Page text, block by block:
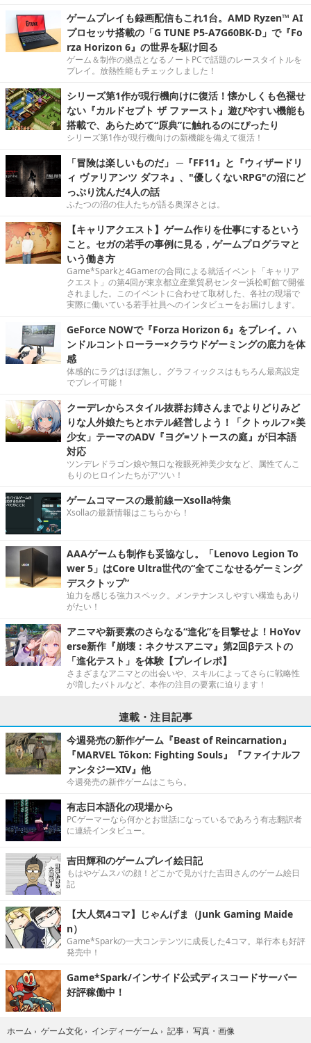
ゲームプレイも録画配信もこれ1台。AMD Ryzen™ AI
プロセッサ搭載の「G TUNE P5-A7G60BK-D」で『Fo
rza Horizon 6』の世界を駆け回る
ゲーム＆制作の拠点となるノートPCで話題のレースタイトルを
プレイ。放熱性能もチェックしました！
シリーズ第1作が現行機向けに復活！懐かしくも色褪せ
ない『カルドセプト ザ ファースト』遊びやすい機能も
搭載で、あらためて“原典”に触れるのにぴったり
シリーズ第1作が現行機向けの新機能を備えて復活！
「冒険は楽しいものだ」 ─『FF11』と『ウィザードリ
ィ ヴァリアンツ ダフネ』、"優しくないRPG"の沼にど
っぷり沈んだ4人の話
ふたつの沼の住人たちが語る奥深さとは。
【キャリアクエスト】ゲーム作りを仕事にするという
こと。セガの若手の事例に見る，ゲームプログラマと
いう働き方
Game*Sparkと4Gamerの合同による就活イベント「キャリア
クエスト」の第4回が東京都立産業貿易センター浜松町館で開催
されました。このイベントに合わせて取材した、各社の現場で
実際に働いている若手社員へのインタビューをお届けします。
GeForce NOWで『Forza Horizon 6』をプレイ。ハ
ンドルコントローラー×クラウドゲーミングの底力を体
感
体感的にラグはほぼ無し。グラフィックスはもちろん最高設定
でプレイ可能！
クーデレからスタイル抜群お姉さんまでよりどりみど
りな人外娘たちとホテル経営しよう！「クトゥルフ×美
少女」テーマのADV『ヨグ=ソトースの庭』が日本語
対応
ツンデレドラゴン娘や無口な複眼死神美少女など、属性てんこ
もりのヒロインたちがアツい！
ゲームコマースの最前線ーXsolla特集
Xsollaの最新情報はこちらから！
AAAゲームも制作も妥協なし。「Lenovo Legion To
wer 5」はCore Ultra世代の“全てこなせるゲーミング
デスクトップ”
迫力を感じる強力スペック。メンテナンスしやすい構造もあり
がたい！
アニマや新要素のさらなる“進化”を目撃せよ！HoYov
erse新作『崩壊：ネクサスアニマ』第2回βテストの
「進化テスト」を体験【プレイレポ】
さまざまなアニマとの出会いや、スキルによってさらに戦略性
が増したバトルなど、本作の注目の要素に迫ります！
連載・注目記事
今週発売の新作ゲーム『Beast of Reincarnation』
『MARVEL Tōkon: Fighting Souls』『ファイナルフ
ァンタジーXIV』他
今週発売の新作ゲームはこちら。
有志日本語化の現場から
PCゲーマーなら何かとお世話になっているであろう有志翻訳者
に連続インタビュー。
吉田輝和のゲームプレイ絵日記
もはやゲムスパの顔！どこかで見かけた吉田さんのゲーム絵日
記
【大人気4コマ】じゃんげま（Junk Gaming Maide
n）
Game*Sparkの一大コンテンツに成長した4コマ。単行本も好評
発売中！
Game*Spark/インサイド公式ディスコードサーバー
好評稼働中！
ホーム › ゲーム文化 › インディーゲーム › 記事 › 写真・画像